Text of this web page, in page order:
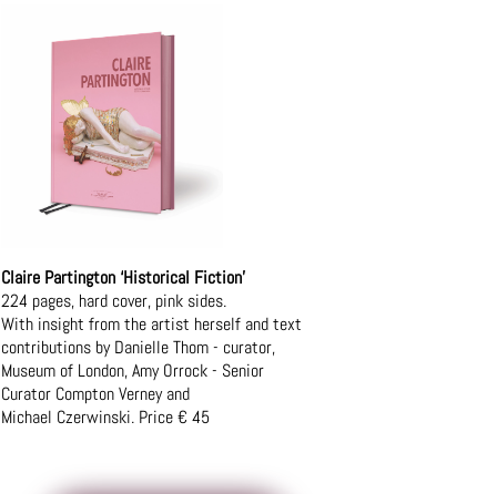
Claire Partington ‘Historical Fiction’
224 pages, hard cover, pink sides.
With insight from the artist herself and text
contributions by Danielle Thom - curator,
Museum of London, Amy Orrock - Senior
Curator Compton Verney and
Michael Czerwinski. Price € 45